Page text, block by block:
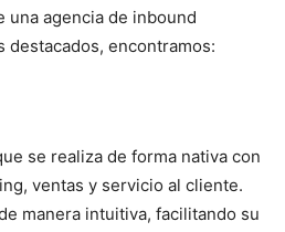
una agencia de inbound
destacados, encontramos:
se realiza de forma nativa con
ventas y servicio al cliente.
manera intuitiva, facilitando su